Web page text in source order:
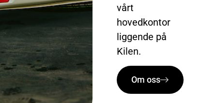
vårt
hovedkontor
liggende på
Kilen.
Om oss